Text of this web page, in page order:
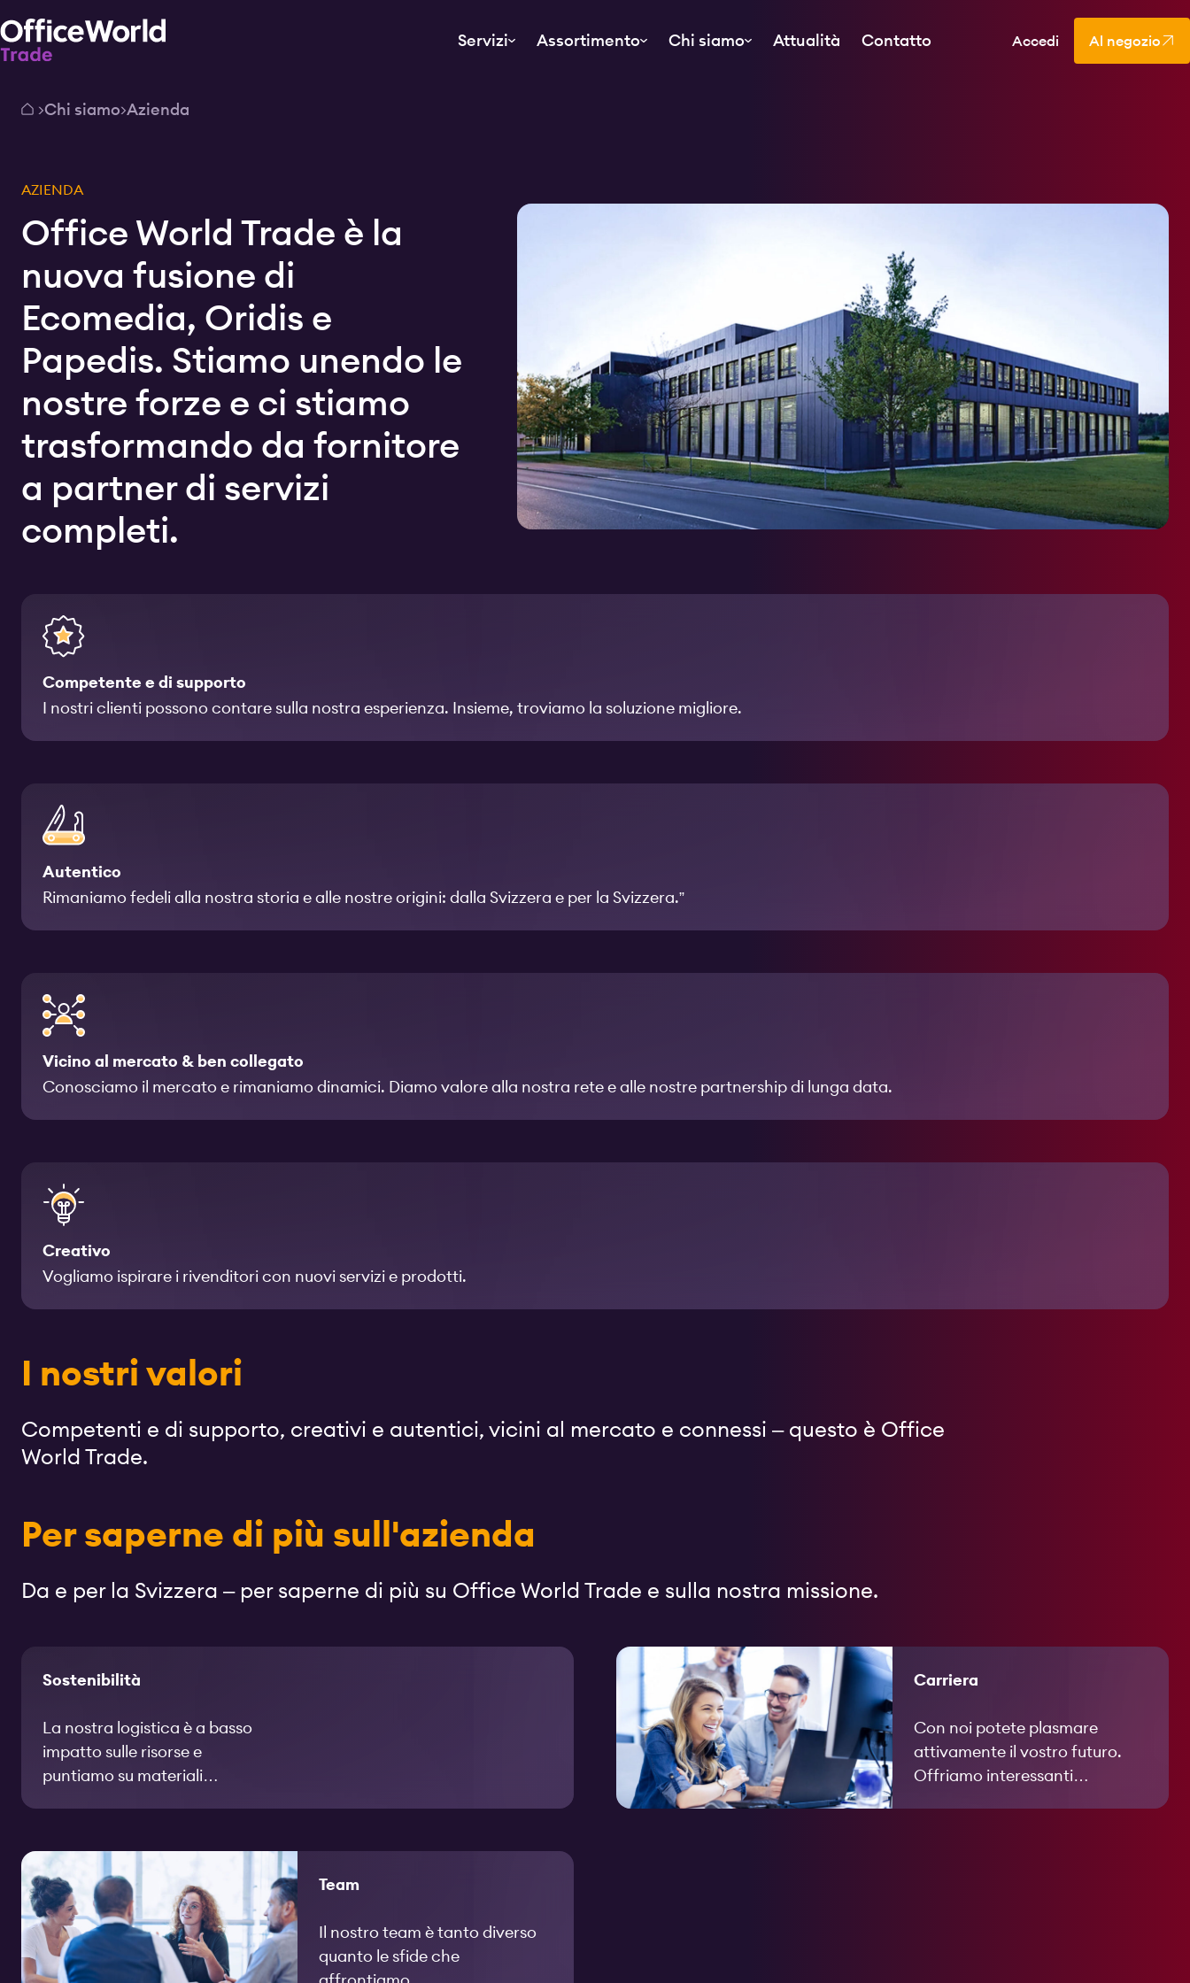
Chi siamo Azienda
AZIENDA
Office World Trade è la
nuova fusione di
Ecomedia, Oridis e
Papedis. Stiamo unendo le
nostre forze e ci stiamo
trasformando da fornitore
a partner di servizi
completi.
Competente e di supporto
I nostri clienti possono contare sulla nostra esperienza. Insieme, troviamo la soluzione migliore.
Autentico
Rimaniamo fedeli alla nostra storia e alle nostre origini: dalla Svizzera e per la Svizzera.”
Vicino al mercato & ben collegato
Conosciamo il mercato e rimaniamo dinamici. Diamo valore alla nostra rete e alle nostre partnership di lunga data.
Creativo
Vogliamo ispirare i rivenditori con nuovi servizi e prodotti.
I nostri valori
Competenti e di supporto, creativi e autentici, vicini al mercato e connessi – questo è Office
World Trade.
Per saperne di più sull'azienda
Da e per la Svizzera – per saperne di più su Office World Trade e sulla nostra missione.
Sostenibilità
La nostra logistica è a basso
impatto sulle risorse e
puntiamo su materiali
Carriera
Con noi potete plasmare
attivamente il vostro futuro.
Offriamo interessanti
Team
Il nostro team è tanto diverso
quanto le sfide che
Servizi Assortimento Chi siamo Attualità Contatto Accedi Al negozio